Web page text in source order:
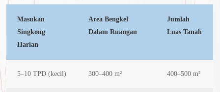
Masukan
Singkong
Harian
Area Bengkel
Dalam Ruangan
Jumlah
Luas Tanah
5–10 TPD (kecil) 300–400 m² 400–500 m²